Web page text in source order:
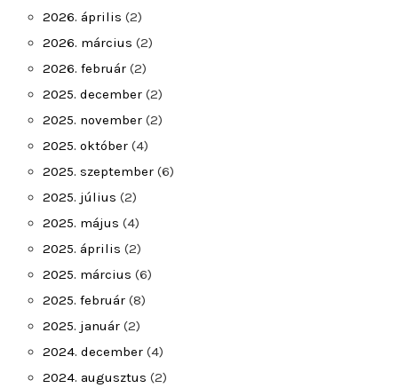
2026. április (2)
2026. március (2)
2026. február (2)
2025. december (2)
2025. november (2)
2025. október (4)
2025. szeptember (6)
2025. július (2)
2025. május (4)
2025. április (2)
2025. március (6)
2025. február (8)
2025. január (2)
2024. december (4)
2024. augusztus (2)